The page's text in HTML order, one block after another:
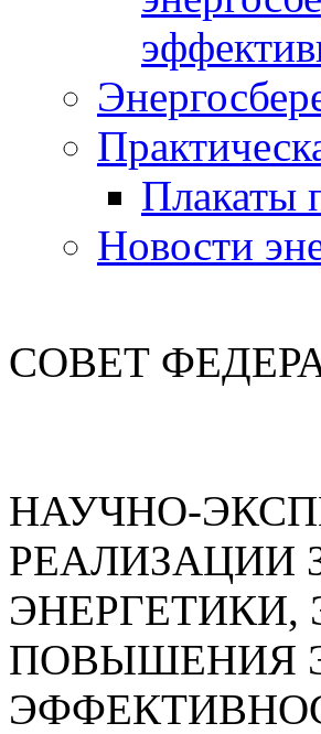
Плакаты
Новости
СОВЕТ
НАУЧНО-
РЕАЛИЗАЦИИ
ЭНЕРГЕТИКИ,
ПОВЫШЕНИЯ